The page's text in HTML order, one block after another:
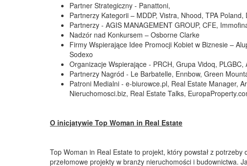
Partner Strategiczny - Panattoni,
Partnerzy Kategorii – MDDP, Vistra, Nhood, TPA
Partnerzy - AGIS MANAGEMENT GROUP, CFE,
Nadzór nad Konkursem – Osborne Clarke
Firmy Wspierające Idee Promocji Kobiet w Biznesie –
Sodexo
Organizacje Wspierające - PRCH, Grupa Vidoq, PLGBC,
Partnerzy Nagród - Le Barbatelle, Ennbow, Green
Patroni Medialni - e-biurowce.pl, Real Estate Manager,
Nieruchomosci.biz, Real Estate Talks,
O inicjatywie Top Woman in Real Estate
Top Woman in Real Estate to projekt, który powstał z
przełomowe projekty w branży nieruchomości i budownictwa.